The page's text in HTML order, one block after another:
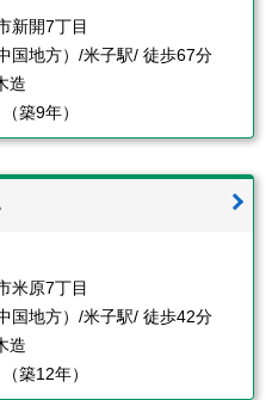
新開7丁目
国地方）/米子駅/ 徒歩67分
造
築9年）
米原7丁目
国地方）/米子駅/ 徒歩42分
造
築12年）